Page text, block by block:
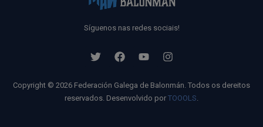
Síguenos nas redes sociais!
Copyright © 2026 Federación Galega de Balonmán. Todos os dereitos
reservados. Desenvolvido por TOOOLS.